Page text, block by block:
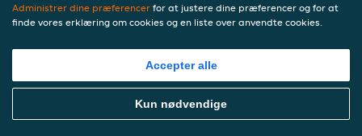
Pitabrød med shawarma
inkl. indbetaling (0,00 kr.)
Bestil Mad Online
Administrer dine præferencer for at justere dine præferencer og for at
finde vores erklæring om cookies og en liste over anvendte cookies.
Accepter alle
Kun nødvendige